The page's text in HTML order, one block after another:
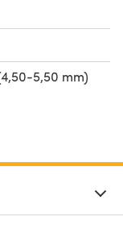
5,50 mm)